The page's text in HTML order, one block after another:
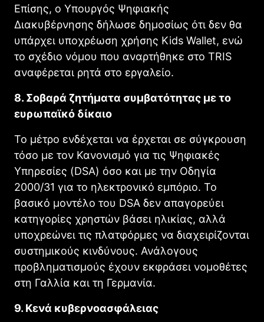
Επίσης, ο Υπουργός Ψηφιακής
Διακυβέρνησης δήλωσε δημοσίως ότι δεν θα
υπάρχει υποχρέωση χρήσης Kids Wallet, ενώ
το σχέδιο νόμου που αναρτήθηκε στο TRIS
αναφέρεται ρητά στο εργαλείο.
8. Σοβαρά ζητήματα συμβατότητας με το
ευρωπαϊκό δίκαιο
Το μέτρο ενδέχεται να έρχεται σε σύγκρουση
τόσο με τον Κανονισμό για τις Ψηφιακές
Υπηρεσίες (DSA) όσο και με την Οδηγία
2000/31 για το ηλεκτρονικό εμπόριο. Το
βασικό μοντέλο του DSA δεν απαγορεύει
κατηγορίες χρηστών βάσει ηλικίας, αλλά
υποχρεώνει τις πλατφόρμες να διαχειρίζονται
συστημικούς κινδύνους. Ανάλογους
προβληματισμούς έχουν εκφράσει νομοθέτες
στη Γαλλία και τη Γερμανία.
9. Κενά κυβερνοασφάλειας